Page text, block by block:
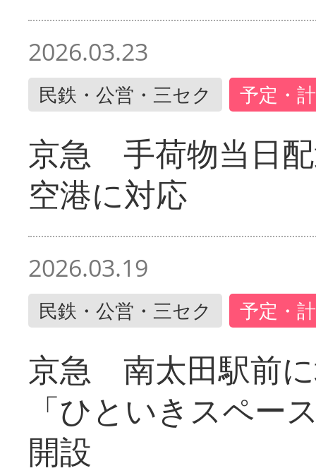
2026.03.23
民鉄・公営・三セク 予定・
京急 手荷物当日
空港に対応
2026.03.19
民鉄・公営・三セク 予定・
京急 南太田駅前
「ひといきスペー
開設